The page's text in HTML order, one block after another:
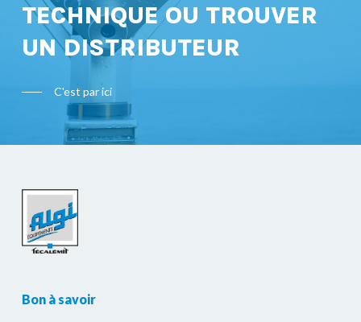
TECHNIQUE OU TROUVER
UN DISTRIBUTEUR
C'est par ici
Bon à savoir